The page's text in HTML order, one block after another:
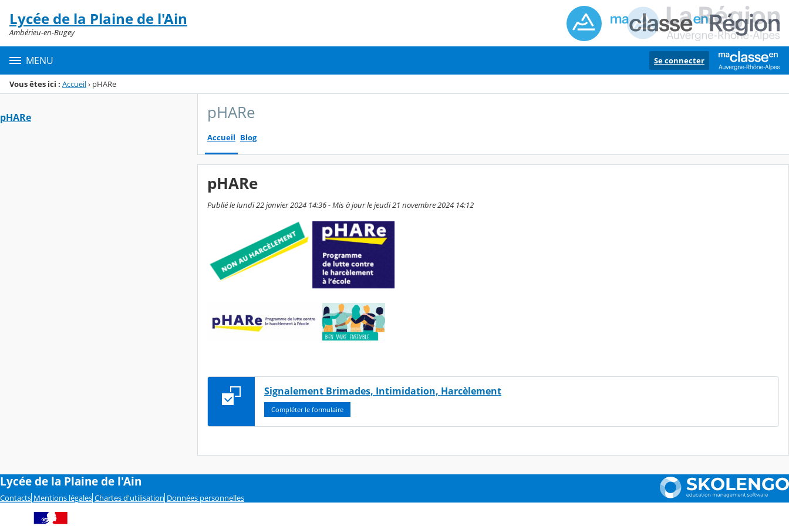
Menu de la rubrique
Contenu
Lycée de la Plaine de l'Ain
Ambérieu-en-Bugey
MENU Se connecter
Vous êtes ici : Accueil› pHARe
pHARe pHARe
Accueil Blog
pHARe
Publié le lundi 22 janvier 2024 14:36 - Mis à jour le jeudi 21 novembre 2024 14:12
Signalement Brimades, Intimidation, Harcèlement
Compléter le formulaire
Lycée de la Plaine de l'Ain
Contacts Mentions légales Chartes d'utilisation Données personnelles